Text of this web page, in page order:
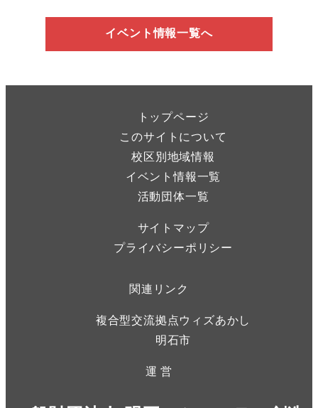
イベント情報一覧へ
トップページ
このサイトについて
校区別地域情報
イベント情報一覧
活動団体一覧
サイトマップ
プライバシーポリシー
関連リンク
複合型交流拠点ウィズあかし
明石市
運 営